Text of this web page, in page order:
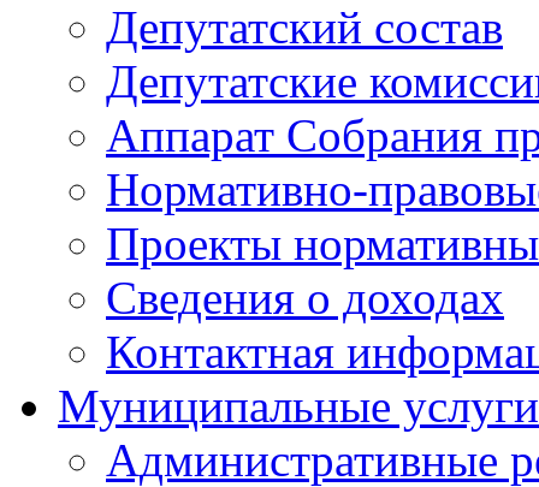
Депутатский состав
Депутатские
Аппарат Собрания
Нормативно-
Проекты
Сведения о доходах
Контактная
Муниципальные услуги
Административные